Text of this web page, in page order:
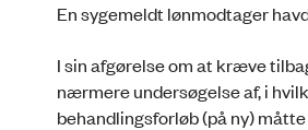
En sygemeldt lønmodtager
I sin afgørelse om at kræve
nærmere undersøgelse af, i
behandlingsforløb (på ny)